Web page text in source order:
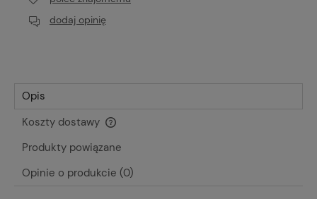
dodaj opinię
Opis
Koszty dostawy
Cena nie zawiera ewentualnych kosztów płatności
Produkty powiązane
Opinie o produkcie (0)